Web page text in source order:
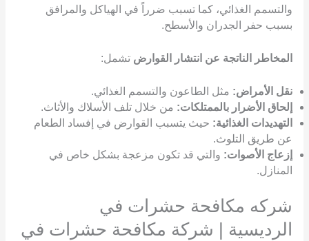
والتسمم الغذائي، كما تسبب ضرراً في الهياكل والمرافق
بسبب حفر الجدران والأسطح.
المخاطر الناتجة عن انتشار القوارض تشمل:
نقل الأمراض: مثل الطاعون والتسمم الغذائي.
إلحاق الأضرار بالممتلكات: من خلال تلف الأسلاك والأثاث.
التهديدات الغذائية: حيث يتسبب القوارض في إفساد الطعام
عن طريق التلوث.
إزعاج الأصوات: والتي قد تكون مزعجة بشكل خاص في
المنازل.
شركه مكافحة حشرات في
الرديسية | شركة مكافحة حشرات في